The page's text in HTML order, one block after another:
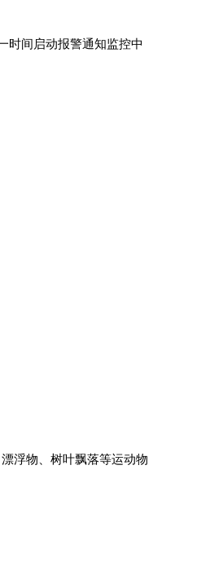
时间启动报警通知监控中
浮物、树叶飘落等运动物